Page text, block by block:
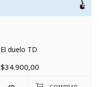
El duelo TD
$34.900,00